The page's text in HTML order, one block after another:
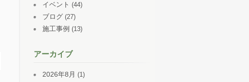
イベント (44)
ブログ (27)
施工事例 (13)
アーカイブ
2026年8月 (1)